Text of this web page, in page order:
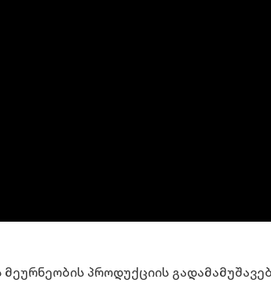
პროდუქციის